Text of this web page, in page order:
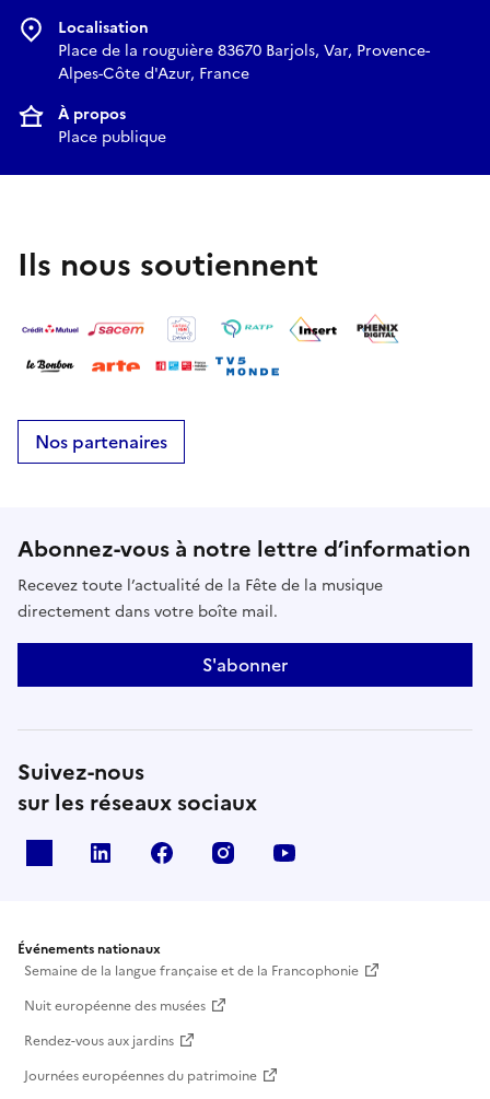
Localisation
Place de la rouguière 83670 Barjols, Var, Provence-
Alpes-Côte d'Azur, France
À propos
Place publique
Ils nous soutiennent
Nos partenaires
Abonnez-vous à notre lettre d’information
Recevez toute l’actualité de la Fête de la musique
directement dans votre boîte mail.
S'abonner
Suivez-nous
sur les réseaux sociaux
Linkedin Facebook Instagram
Événements nationaux
Semaine de la langue française et de la Francophonie
Nuit européenne des musées
Rendez-vous aux jardins
Journées européennes du patrimoine